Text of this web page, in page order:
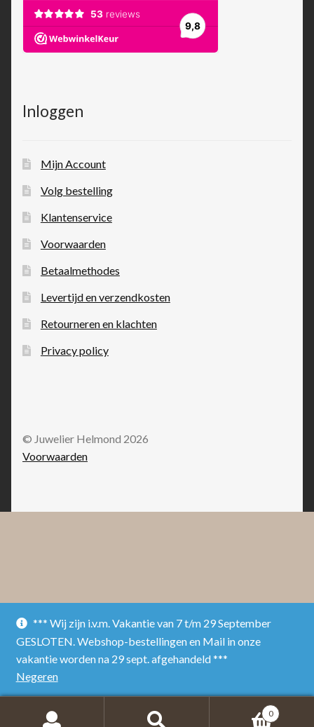
*** Wij zijn i.v.m. Vakantie van 7 t/m 29 September
GESLOTEN. Webshop-bestellingen en Mail in onze
vakantie worden na 29 sept. afgehandeld ***
Negeren
Inloggen
Mijn Account
Volg bestelling
Klantenservice
Voorwaarden
Betaalmethodes
Levertijd en verzendkosten
Retourneren en klachten
Privacy policy
© Juwelier Helmond 2026
Voorwaarden
0